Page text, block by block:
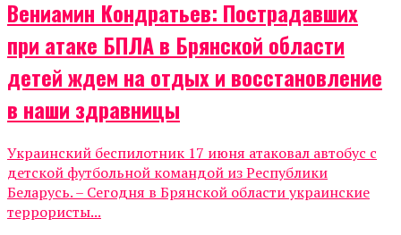
Вениамин Кондратьев: Пострадавших
при атаке БПЛА в Брянской области
детей ждем на отдых и восстановление
в наши здравницы
Украинский беспилотник 17 июня атаковал автобус с
детской футбольной командой из Республики
Беларусь. – Сегодня в Брянской области украинские
террористы...